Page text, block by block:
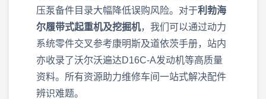
压泵备件目录大幅降低误购风险。对于利勃海
尔履带式起重机及挖掘机，我们可以通过动力
系统零件交叉参考康明斯及道依茨手册，站内
亦收录了沃尔沃遍达D16C-A发动机等高质量
资料。所有资源助力维修车间一站式解决配件
辨识难题。